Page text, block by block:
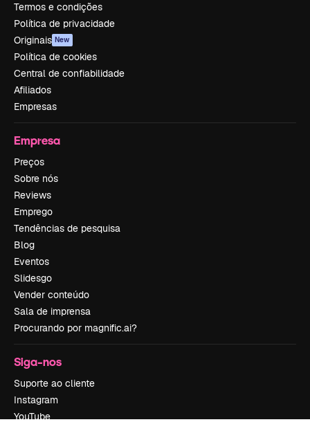
Termos e condições
Política de privacidade
Originais New
Política de cookies
Central de confiabilidade
Afiliados
Empresas
Empresa
Preços
Sobre nós
Reviews
Emprego
Tendências de pesquisa
Blog
Eventos
Slidesgo
Vender conteúdo
Sala de imprensa
Procurando por magnific.ai?
Siga-nos
Suporte ao cliente
Instagram
YouTube